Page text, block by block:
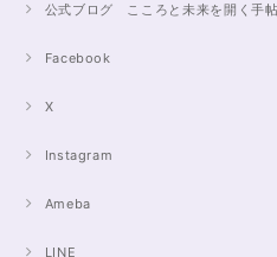
公式ブログ こころと未来を開く手帖
Facebook
X
Instagram
Ameba
LINE